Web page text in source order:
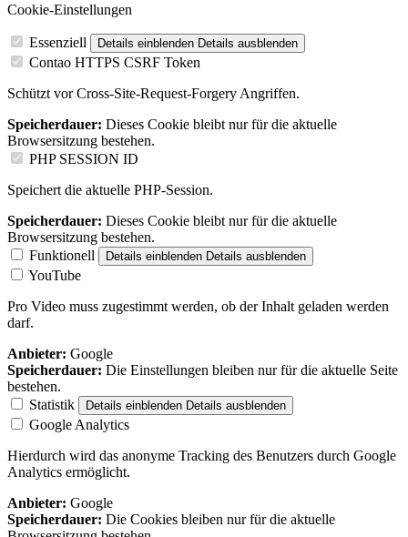
Cookie-Einstellungen
Essenziell Details einblenden Details ausblenden
Contao HTTPS CSRF Token
Schützt vor Cross-Site-Request-Forgery Angriffen.
Speicherdauer: Dieses Cookie bleibt nur für die aktuelle
Browsersitzung bestehen.
PHP SESSION ID
Speichert die aktuelle PHP-Session.
Speicherdauer: Dieses Cookie bleibt nur für die aktuelle
Browsersitzung bestehen.
Funktionell
Details einblenden Details ausblenden
YouTube
Pro Video muss zugestimmt werden, ob der Inhalt geladen werden
darf.
Anbieter: Google
Speicherdauer: Die Einstellungen bleiben nur für die aktuelle Seite
bestehen.
Statistik
Details einblenden Details ausblenden
Google Analytics
Hierdurch wird das anonyme Tracking des Benutzers durch Google
Analytics ermöglicht.
Anbieter: Google
Speicherdauer: Die Cookies bleiben nur für die aktuelle